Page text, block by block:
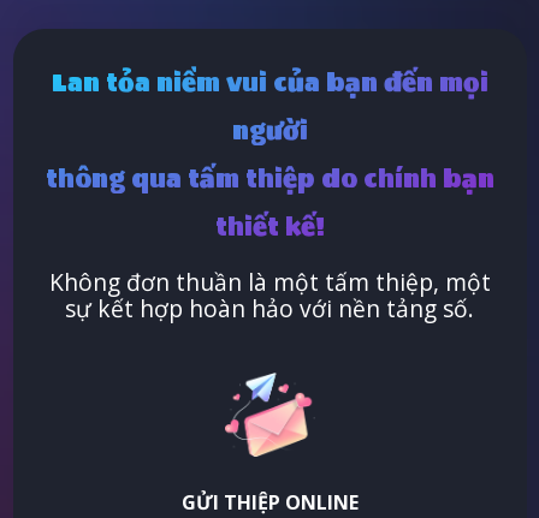
Lan tỏa niềm vui của bạn đến mọi
người
thông qua tấm thiệp do chính bạn
thiết kế!
Không đơn thuần là một tấm thiệp, một
sự kết hợp hoàn hảo với nền tảng số.
GỬI THIỆP ONLINE